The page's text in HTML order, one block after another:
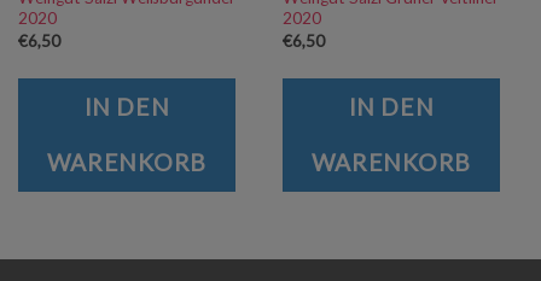
2020
€6,50
IN DEN
WARENKORB
2020
€6,50
IN DEN
WARENKORB